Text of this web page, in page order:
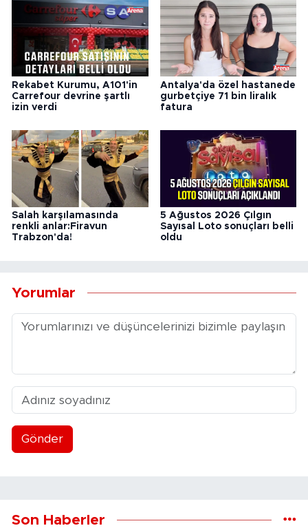
Rekabet Kurumu, A101'in
Carrefour devrine şartlı
izin verdi
Antalya'da özel hastanede
gurbetçiye 71 bin liralık
fatura
Salah karşılamasında
renkli anlar:Firavun
Trabzon'da!
5 Ağustos 2026 Çılgın
Sayısal Loto sonuçları belli
oldu
Yorumlar
Gönder
Son Haberler